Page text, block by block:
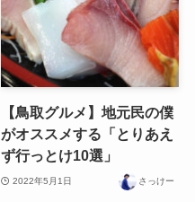
【鳥取グルメ】地元民の僕
がオススメする「とりあえ
ず行っとけ10選」
2022年5月1日 さっけー